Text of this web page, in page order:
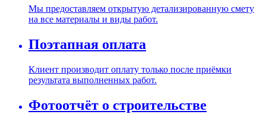
Мы предоставляем открытую детализированную смету
на все материалы и виды работ.
Поэтапная оплата
Клиент производит оплату только после приёмки
результата выполненных работ.
Фотоотчёт о строительстве